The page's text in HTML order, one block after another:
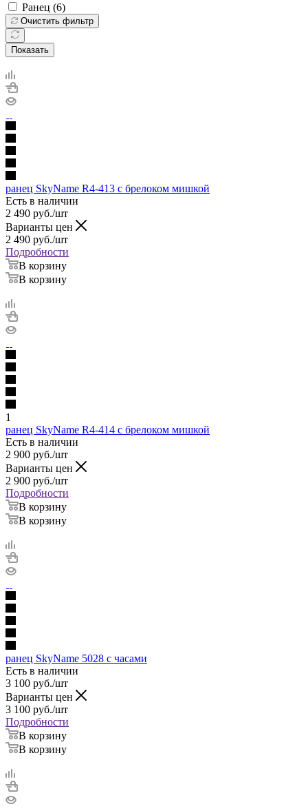
Ранец (6)
Очистить фильтр
Показать
ранец SkyName R4-413 с брелоком мишкой
Есть в наличии
2 490 руб./шт
Варианты цен
2 490 руб./шт
Подробности
В корзину
В корзину
1
ранец SkyName R4-414 с брелоком мишкой
Есть в наличии
2 900 руб./шт
Варианты цен
2 900 руб./шт
Подробности
В корзину
В корзину
ранец SkyName 5028 с часами
Есть в наличии
3 100 руб./шт
Варианты цен
3 100 руб./шт
Подробности
В корзину
В корзину